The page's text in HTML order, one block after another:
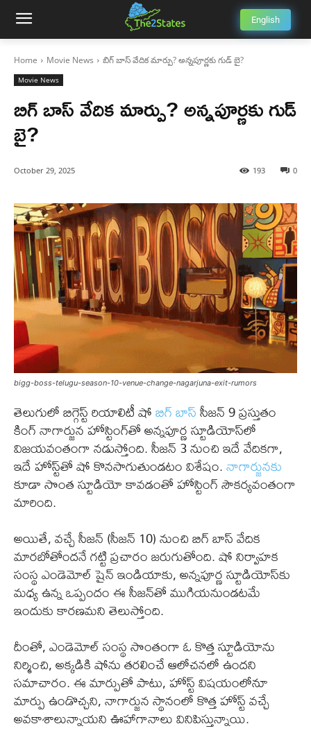
English
Home Movie News బిగ్ బాస్ వేదిక మార్పు? అన్నపూర్ణకు గుడ్ బై?
Movie News
బిగ్ బాస్ వేదిక మార్పు? అన్నపూర్ణకు గుడ్
బై?
October 29, 2025 0
193
bigg-boss-telugu-season-10-venue-change-nagarjuna-exit-rumors
తెలుగులో బిగ్గెస్ట్ రియాలిటీ షోబిగ్ బాస్సీజన్ 9 ప్రస్తుతం
కింగ్ నాగార్జున హోస్టింగ్‌తో అన్నపూర్ణ స్టూడియోస్‌లో
విజయవంతంగా నడుస్తోంది. సీజన్ 3 నుంచి ఇదే వేదికగా,
ఇదే హోస్ట్‌తో షో కొనసాగుతుండటం విశేషం.నాగార్జునకు
కూడా సొంత స్టూడియో కావడంతో హోస్టింగ్ సౌకర్యవంతంగా
మారింది.
అయితే, వచ్చే సీజన్ (సీజన్ 10) నుంచి బిగ్ బాస్ వేదిక
మారబోతోందనే గట్టి ప్రచారం జరుగుతోంది. షో నిర్వాహక
సంస్థ ఎండెమోల్ షైన్ ఇండియాకు, అన్నపూర్ణ స్టూడియోస్‌కు
మధ్య ఉన్న ఒప్పందం ఈ సీజన్‌తో ముగియనుండటమే
ఇందుకు కారణమని తెలుస్తోంది.
దీంతో, ఎండెమోల్ సంస్థ సొంతంగా ఓ కొత్త స్టూడియోను
నిర్మించి, అక్కడికి షోను తరలించే ఆలోచనలో ఉందని
సమాచారం. ఈ మార్పుతో పాటు, హోస్ట్ విషయంలోనూ
మార్పు ఉండొచ్చని, నాగార్జున స్థానంలో కొత్త హోస్ట్ వచ్చే
అవకాశాలున్నాయని ఊహాగానాలు వినిపిస్తున్నాయి.